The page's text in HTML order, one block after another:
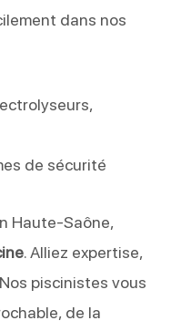
dans nos
de sécurité
Haute-Saône,
. Alliez expertise,
piscinistes vous
de la